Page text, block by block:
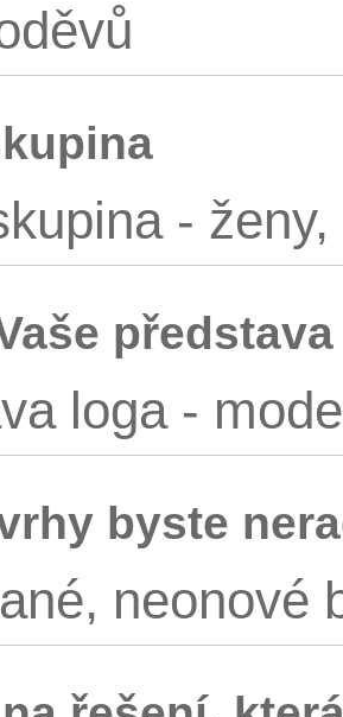
-
loga -
byste
neonové